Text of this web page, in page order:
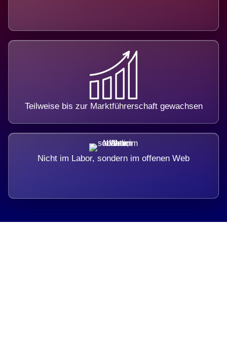
Teilweise bis zur Marktführerschaft gewachsen
Nicht im Labor, sondern im offenen Web